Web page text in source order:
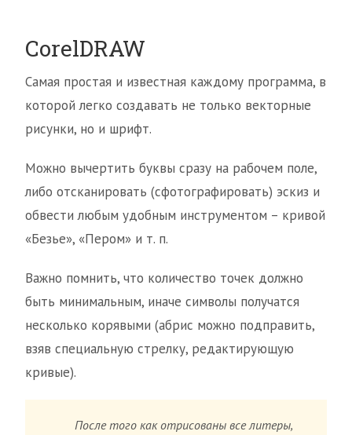
CorelDRAW
Самая простая и известная каждому программа, в
которой легко создавать не только векторные
рисунки, но и шрифт.
Можно вычертить буквы сразу на рабочем поле,
либо отсканировать (сфотографировать) эскиз и
обвести любым удобным инструментом – кривой
«Безье», «Пером» и т. п.
Важно помнить, что количество точек должно
быть минимальным, иначе символы получатся
несколько корявыми (абрис можно подправить,
взяв специальную стрелку, редактирующую
кривые).
После того как отрисованы все литеры,